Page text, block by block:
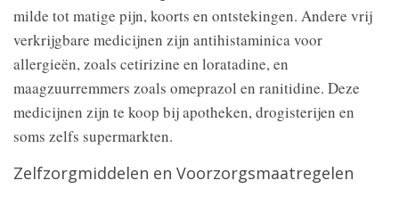
milde tot matige pijn, koorts en ontstekingen. Andere vrij
verkrijgbare medicijnen zijn antihistaminica voor
allergieën, zoals cetirizine en loratadine, en
maagzuurremmers zoals omeprazol en ranitidine. Deze
medicijnen zijn te koop bij apotheken, drogisterijen en
soms zelfs supermarkten.
Zelfzorgmiddelen en Voorzorgsmaatregelen